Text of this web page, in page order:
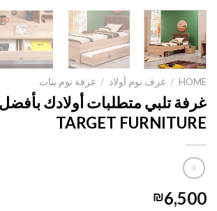
HOME
/ غرف نوم أولاد / غرفة نوم بنات
غرفة تلبي متطلبات أولادك
TARGET FURNITURE
₪6,500